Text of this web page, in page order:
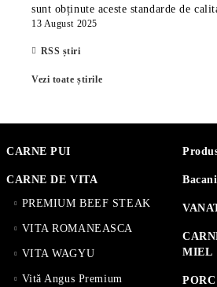
sunt obținute aceste standarde de
13 August 2025
RSS știri
Vezi toate știrile
CARNE PUI
CARNE DE VITA
PREMIUM BEEF STEAK
VITA ROMANEASCA
VITA WAGYU
Vită Angus Premium
MIEL